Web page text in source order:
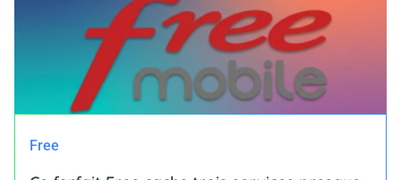
Free